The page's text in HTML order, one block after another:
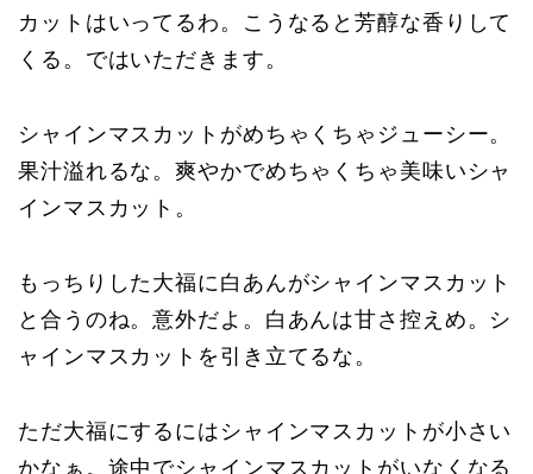
カットはいってるわ。こうなると芳醇な香りして
くる。ではいただきます。
シャインマスカットがめちゃくちゃジューシー。
果汁溢れるな。爽やかでめちゃくちゃ美味いシャ
インマスカット。
もっちりした大福に白あんがシャインマスカット
と合うのね。意外だよ。白あんは甘さ控えめ。シ
ャインマスカットを引き立てるな。
ただ大福にするにはシャインマスカットが小さい
かなぁ。途中でシャインマスカットがいなくなる